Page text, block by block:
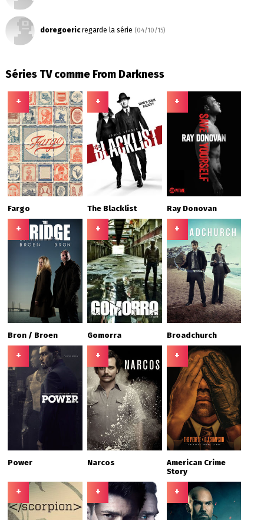
doregoericregarde la série (04/10/15)
Séries TV comme From Darkness
+
Fargo
+
The Blacklist
+
Ray Donovan
+
Bron / Broen
+
Gomorra
+
Broadchurch
+
Power
+
Narcos
+
American Crime
Story
+ + +